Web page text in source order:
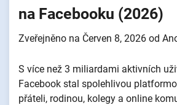
na Facebooku (2026)
Zveřejněno na Červen 8, 2026 od
S více než 3 miliardami aktivních
Facebook stal spolehlivou
přáteli, rodinou, kolegy a online